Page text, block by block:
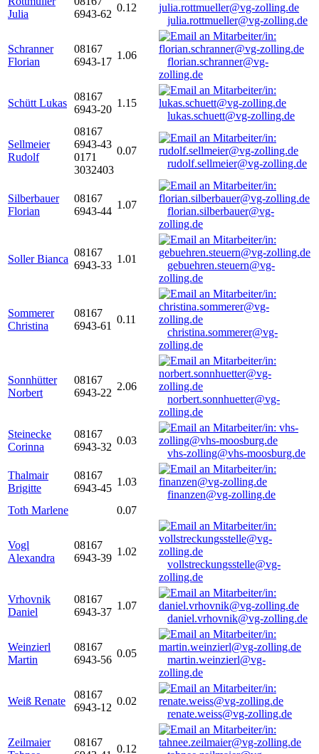
Julia
6943-62
0.12
julia.rottmueller@vg-zolling.de
Schranner
Florian
08167
6943-17
1.06
florian.schranner@vg-
zolling.de
Schütt Lukas
08167
6943-20
1.15
lukas.schuett@vg-zolling.de
Sellmeier
Rudolf
08167
6943-43
0171
3032403
0.07
rudolf.sellmeier@vg-zolling.de
Silberbauer
Florian
08167
6943-44
1.07
florian.silberbauer@vg-
zolling.de
Soller Bianca
08167
6943-33
1.01
gebuehren.steuern@vg-
zolling.de
Sommerer
Christina
08167
6943-61
0.11
christina.sommerer@vg-
zolling.de
Sonnhütter
Norbert
08167
6943-22
2.06
norbert.sonnhuetter@vg-
zolling.de
Steinecke
Corinna
08167
6943-32
0.03
vhs-zolling@vhs-moosburg.de
Thalmair
Brigitte
08167
6943-45
1.03
finanzen@vg-zolling.de
Toth Marlene
0.07
Vogl
Alexandra
08167
6943-39
1.02
vollstreckungsstelle@vg-
zolling.de
Vrhovnik
Daniel
08167
6943-37
1.07
daniel.vrhovnik@vg-zolling.de
Weinzierl
Martin
08167
6943-56
0.05
martin.weinzierl@vg-
zolling.de
Weiß Renate
08167
6943-12
0.02
renate.weiss@vg-zolling.de
Zeilmaier
08167
0.12